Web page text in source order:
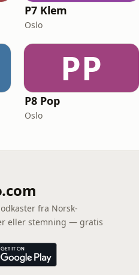
P7 Klem
Oslo
PP
P8 Pop
Oslo
fra Norsk-
eller stemning — gratis